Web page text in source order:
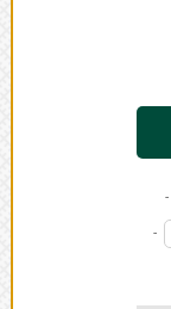
-
-